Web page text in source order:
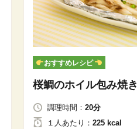
おすすめレシピ
桜鯛のホイル包み焼き
調理時間： 20分
１人あたり ： 225 kcal